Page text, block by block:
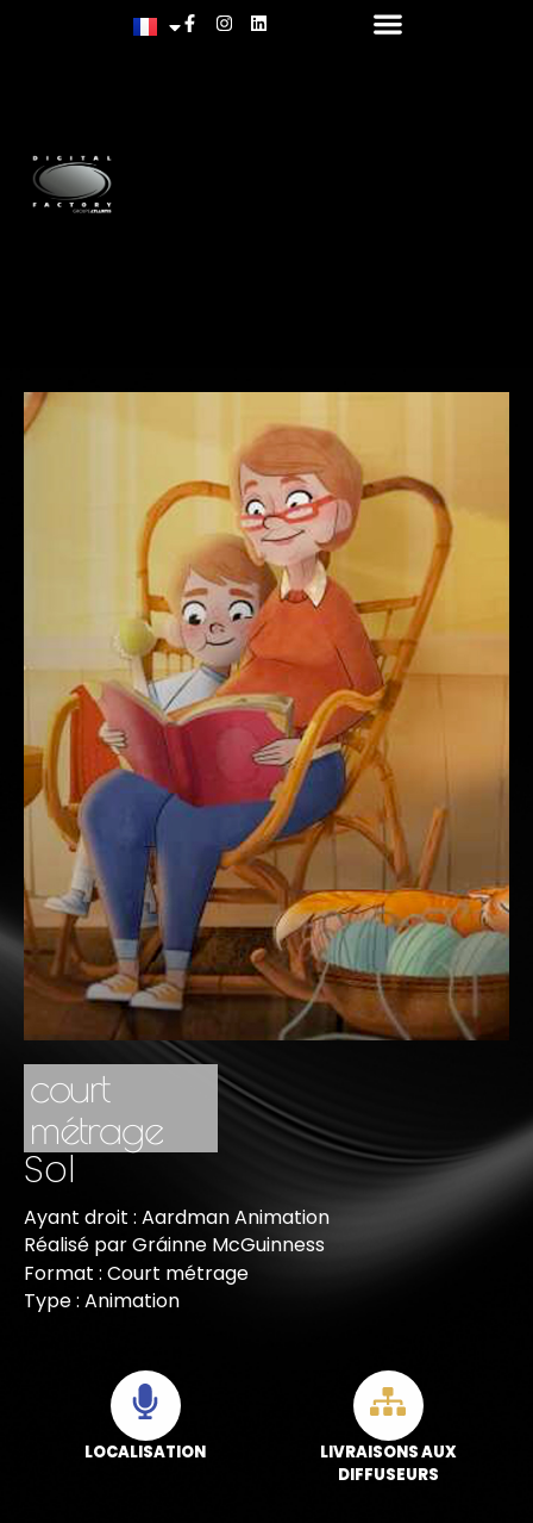
court
métrage
Sol
Ayant droit : Aardman Animation
Réalisé par Gráinne McGuinness
Format : Court métrage
Type : Animation
LOCALISATION
LIVRAISONS AUX
DIFFUSEURS